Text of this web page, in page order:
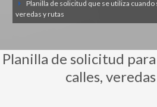
Planilla de solicitud que se utiliza cuando
veredas y rutas
Planilla de solicitud
calles,